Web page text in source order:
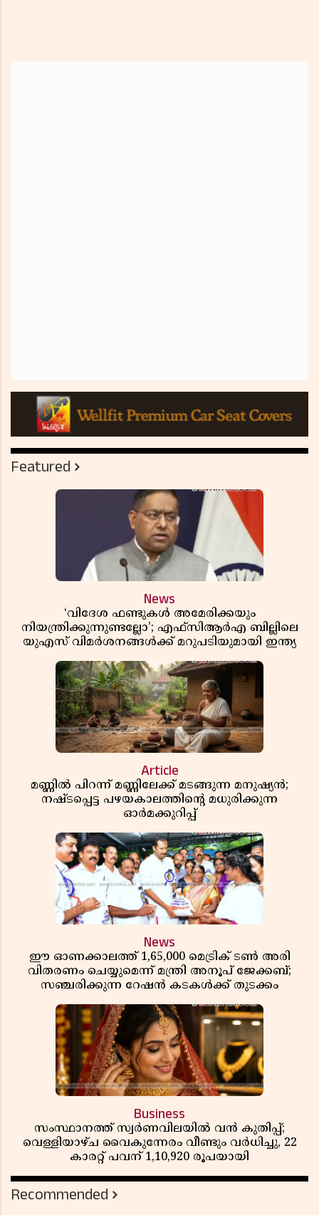
Featured
News
‘വിദേശ ഫണ്ടുകൾ അമേരിക്കയും
നിയന്ത്രിക്കുന്നുണ്ടല്ലോ’; എഫ്സിആർഎ ബില്ലിലെ
യുഎസ് വിമർശനങ്ങൾക്ക് മറുപടിയുമായി ഇന്ത്യ
Article
മണ്ണിൽ പിറന്ന് മണ്ണിലേക്ക് മടങ്ങുന്ന മനുഷ്യൻ;
നഷ്ടപ്പെട്ട പഴയകാലത്തിൻ്റെ മധുരിക്കുന്ന
ഓർമക്കുറിപ്പ്
News
ഈ ഓണക്കാലത്ത് 1,65,000 മെട്രിക് ടൺ അരി
വിതരണം ചെയ്യുമെന്ന് മന്ത്രി അനൂപ് ജേക്കബ്;
സഞ്ചരിക്കുന്ന റേഷൻ കടകൾക്ക് തുടക്കം
Business
സംസ്ഥാനത്ത് സ്വർണവിലയിൽ വൻ കുതിപ്പ്;
വെള്ളിയാഴ്ച വൈകുന്നേരം വീണ്ടും വർധിച്ചു, 22
കാരറ്റ് പവന് 1,10,920 രൂപയായി
Recommended